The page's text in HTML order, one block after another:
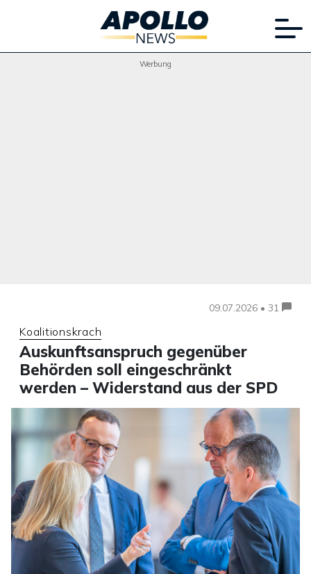
Werbung
09.07.2026 • 31
Koalitionskrach
Auskunftsanspruch gegenüber
Behörden soll eingeschränkt
werden – Widerstand aus der SPD